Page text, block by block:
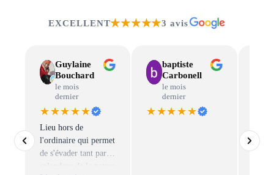
EXCELLENT★★★★★3 avis
Guylaine
Bouchard
le mois
dernier
★★★★★
Lieu hors de
l'ordinaire qui permet
de s'évader tant par la
splendeur de la nature
baptiste
Carbonell
le mois
dernier
★★★★★